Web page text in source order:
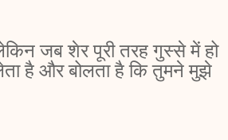
जब शेर पूरी तरह गुस्से में हो
है और बोलता है कि तुमने मुझे